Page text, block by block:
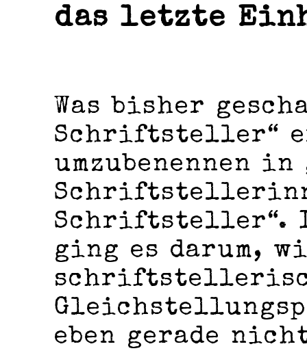
das letzte
Was bisher
Schriftsteller“
umzubenennen in
Schriftsteller“.
ging es darum,
eben gerade